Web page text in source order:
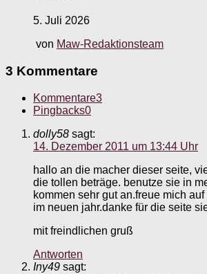
5. Juli 2026
von Maw-Redaktionsteam
3 Kommentare
Kommentare3
Pingbacks0
dolly58 sagt:
14. Dezember 2011 um 13:44 Uhr
hallo an die macher dieser seite,
die tollen beträge. benutze sie in
kommen sehr gut an.freue mich
im neuen jahr.danke für die seite
mit freindlichen gruß
Antworten
Iny49 sagt: